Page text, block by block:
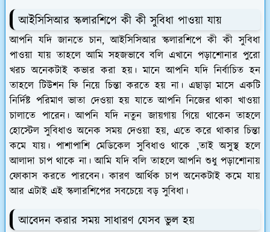
আইসিসিআর স্কলারশিপে কী কী সুবিধা পাওয়া যায়
আপনি যদি জানতে চান, আইসিসিআর স্কলারশিপে কী কী সুবিধা
পাওয়া যায় তাহলে আমি সহজভাবে বলি এখানে পড়াশোনার পুরো
খরচ অনেকটাই কভার করা হয়। মানে আপনি যদি নির্বাচিত হন
তাহলে টিউশন ফি নিয়ে চিন্তা করতে হয় না। এছাড়া মাসে একটি
নির্দিষ্ট পরিমাণ ভাতা দেওয়া হয় যাতে আপনি নিজের থাকা খাওয়া
চালাতে পারেন। আপনি যদি নতুন জায়গায় গিয়ে থাকেন তাহলে
হোস্টেল সুবিধাও অনেক সময় দেওয়া হয়, এতে করে থাকার চিন্তা
কমে যায়। পাশাপাশি মেডিকেল সুবিধাও থাকে ,তাই অসুস্থ হলে
আলাদা চাপ থাকে না। আমি যদি বলি তাহলে আপনি শুধু পড়াশোনায়
ফোকাস করতে পারবেন। কারণ আর্থিক চাপ অনেকটাই কমে যায়
আর এটাই এই স্কলারশিপের সবচেয়ে বড় সুবিধা।
আবেদন করার সময় সাধারণ যেসব ভুল হয়